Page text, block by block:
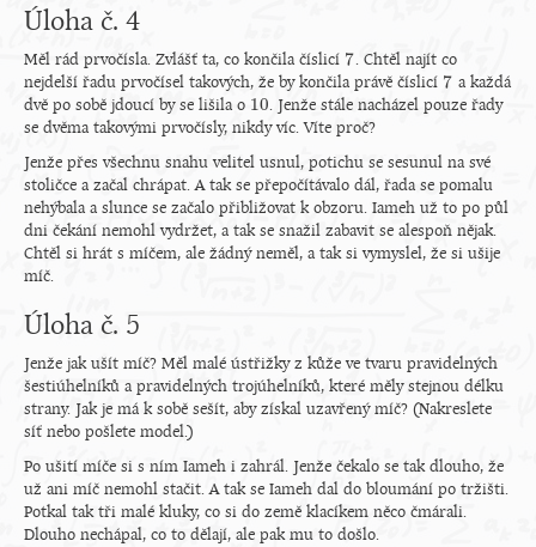
Úloha č. 4
Měl rád prvočísla. Zvlášť ta, co končila číslicí 7
7. Chtěl najít co
nejdelší řadu prvočísel takových, že by končila právě číslicí 7
7 a každá
dvě po sobě jdoucí by se lišila o 10
10. Jenže stále nacházel pouze řady
se dvěma takovými prvočísly, nikdy víc. Víte proč?
Jenže přes všechnu snahu velitel usnul, potichu se sesunul na své
stoličce a začal chrápat. A tak se přepočítávalo dál, řada se pomalu
nehýbala a slunce se začalo přibližovat k obzoru. Iameh už to po půl
dni čekání nemohl vydržet, a tak se snažil zabavit se alespoň nějak.
Chtěl si hrát s míčem, ale žádný neměl, a tak si vymyslel, že si ušije
míč.
Úloha č. 5
Jenže jak ušít míč? Měl malé ústřižky z kůže ve tvaru pravidelných
šestiúhelníků a pravidelných trojúhelníků, které měly stejnou délku
strany. Jak je má k sobě sešít, aby získal uzavřený míč? (Nakreslete
síť nebo pošlete model.)
Po ušití míče si s ním Iameh i zahrál. Jenže čekalo se tak dlouho, že
už ani míč nemohl stačit. A tak se Iameh dal do bloumání po tržišti.
Potkal tak tři malé kluky, co si do země klacíkem něco čmárali.
Dlouho nechápal, co to dělají, ale pak mu to došlo.